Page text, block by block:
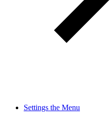
Settings the Menu